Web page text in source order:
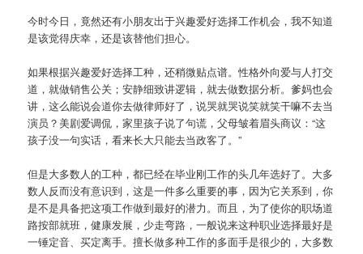
今时今日，竟然还有小朋友出于兴趣爱好选择工作机会，我不知道
是该觉得庆幸，还是该替他们担心。
如果根据兴趣爱好选择工种，还稍微贴点谱。性格外向爱与人打交
道，就做销售公关；安静细致讲逻辑，就去做数据分析。爹妈也会
讲，这么能说会道你去做律师好了，说哭就哭说笑就笑干嘛不去当
演员？美剧爱调侃，家里孩子说了句谎，父母皱着眉头商议：“这
孩子没一句实话，看来长大只能去当政客了。”
但是大多数人的工种，都已经在毕业刚工作的头几年选好了。大多
数人反而没有意识到，这是一件多么重要的事，因为它关系到，你
是不是具备把这项工作做到最好的潜力。而且，为了使你的职场道
路按部就班，健康发展，少走弯路，一般说来这种职业选择最好是
一锤定音、买定离手。擅长做多种工作的多面手是很少的，大多数